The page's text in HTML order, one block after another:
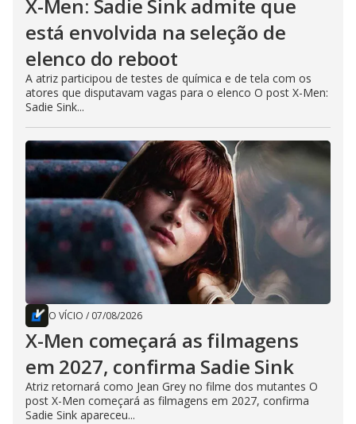
X-Men: Sadie Sink admite que
está envolvida na seleção de
elenco do reboot
A atriz participou de testes de química e de tela com os
atores que disputavam vagas para o elenco O post X-Men:
Sadie Sink...
O VÍCIO / 07/08/2026
X-Men começará as filmagens
em 2027, confirma Sadie Sink
Atriz retornará como Jean Grey no filme dos mutantes O
post X-Men começará as filmagens em 2027, confirma
Sadie Sink apareceu...